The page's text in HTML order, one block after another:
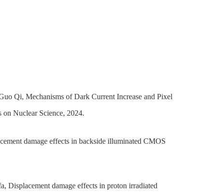
Qi, Mechanisms of Dark Current Increase and Pixel
Nuclear Science, 2024.
damage effects in backside illuminated CMOS
damage effects in proton irradiated